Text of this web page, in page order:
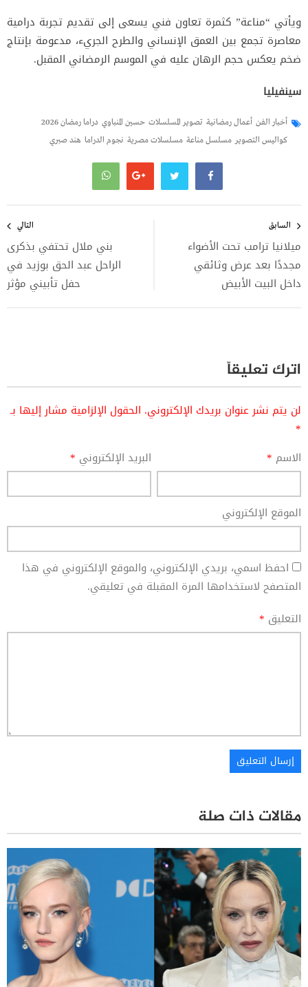
ويأتي “مناعة” كثمرة تعاون فني يسعى إلى تقديم تجربة درامية
معاصرة تجمع بين العمق الإنساني والطرح الجريء، مدعومة بإنتاج
ضخم يعكس حجم الرهان عليه في الموسم الرمضاني المقبل.
سينفيليا
أخبار الفن أعمال رمضانية تصوير المسلسلات حسين المنباوي دراما رمضان 2026
كواليس التصوير مسلسل مناعة مسلسلات مصرية نجوم الدراما هند صبري
المقالات
السابق
ميلانيا ترامب تحت الأضواء
مجددًا بعد عرض وثائقي
داخل البيت الأبيض
التالي
بني ملال تحتفي بذكرى
الراحل عبد الحق بوزيد في
حفل تأبيني مؤثر
اترك تعليقاً
لن يتم نشر عنوان بريدك الإلكتروني. الحقول الإلزامية مشار إليها بـ
*
الاسم * البريد الإلكتروني *
الموقع الإلكتروني
احفظ اسمي، بريدي الإلكتروني، والموقع الإلكتروني في هذا
المتصفح لاستخدامها المرة المقبلة في تعليقي.
التعليق *
مقالات ذات صلة